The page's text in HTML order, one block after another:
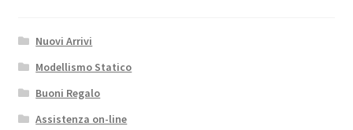
Nuovi Arrivi
Modellismo Statico
Buoni Regalo
Assistenza on-line